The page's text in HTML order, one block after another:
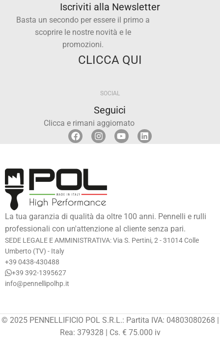
Iscriviti alla Newsletter
Basta un secondo per essere il primo a
scoprire le nostre novità e le
promozioni.
CLICCA QUI
SOCIAL
Seguici
Clicca e rimani aggiornato
La tua garanzia di qualità da oltre 100 anni. Pennelli e rulli
professionali con un'attenzione al cliente senza pari.
SEDE LEGALE E AMMINISTRATIVA: Via S. Pertini, 2 - 31014 Colle
Umberto (TV) - Italy
+39 0438-430488
+39 392-1395627
info@pennellipolhp.it
© 2025 PENNELLIFICIO POL S.R.L.: Partita IVA: 04803080268 |
Rea: 379328 | Cs. € 75.000 iv